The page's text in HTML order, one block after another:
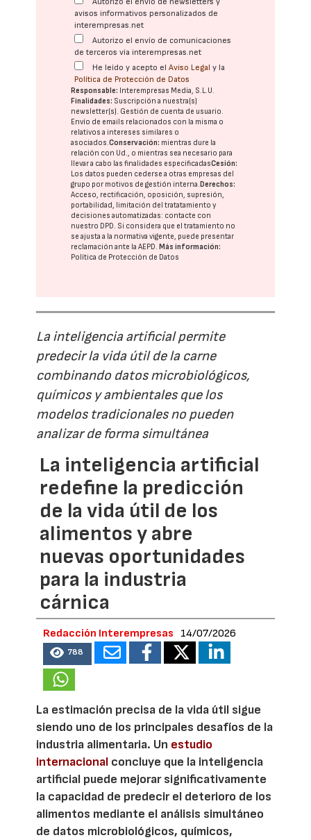
avisos informativos personalizados de
interempresas.net
Autorizo el envío de comunicaciones
de terceros vía interempresas.net
He leído y acepto elAviso Legal y la
Política de Protección de Datos
Responsable: Interempresas Media, S.L.U.
Finalidades: Suscripción a nuestra(s)
newsletter(s). Gestión de cuenta de usuario.
Envío de emails relacionados con la misma o
relativos a intereses similares o
asociados.Conservación: mientras dure la
relación con Ud., o mientras sea necesario para
llevar a cabo las finalidades especificadasCesión:
Los datos pueden cederse a otras empresas del
grupo por motivos de gestión interna. Derechos:
Acceso, rectificación, oposición, supresión,
portabilidad, limitación del tratatamiento y
decisiones automatizadas: contacte con
nuestro DPD. Si considera que el tratamiento no
se ajusta a la normativa vigente, puede presentar
reclamación ante laAEPD. Más información:
Política de Protección de Datos
La inteligencia artificial permite
predecir la vida útil de la carne
combinando datos microbiológicos,
químicos y ambientales que los
modelos tradicionales no pueden
analizar de forma simultánea
La inteligencia artificial
redefine la predicción
de la vida útil de los
alimentos y abre
nuevas oportunidades
para la industria
cárnica
Redacción Interempresas 14/07/2026
788
La estimación precisa de la vida útil sigue
siendo uno de los principales desafíos de la
industria alimentaria. Un estudio
internacional concluye que la inteligencia
artificial puede mejorar significativamente
la capacidad de predecir el deterioro de los
alimentos mediante el análisis simultáneo
de datos microbiológicos, químicos,